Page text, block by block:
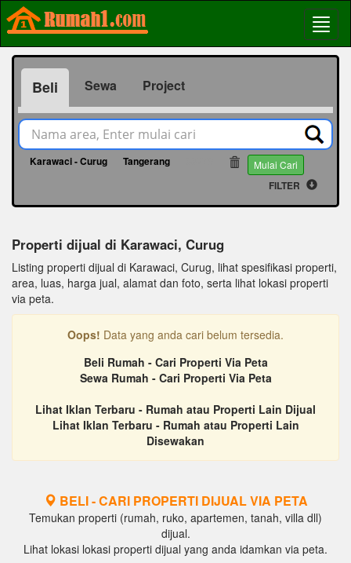
Beli Sewa Project
Karawaci - Curug Tangerang Mulai Cari
FILTER
Properti dijual di Karawaci, Curug
Listing properti dijual di Karawaci, Curug, lihat spesifikasi properti,
area, luas, harga jual, alamat dan foto, serta lihat lokasi properti
via peta.
Oops! Data yang anda cari belum tersedia.
Beli Rumah - Cari Properti Via Peta
Sewa Rumah - Cari Properti Via Peta
Lihat Iklan Terbaru - Rumah atau Properti Lain Dijual
Lihat Iklan Terbaru - Rumah atau Properti Lain
Disewakan
BELI - CARI PROPERTI DIJUAL VIA PETA
Temukan properti (rumah, ruko, apartemen, tanah, villa dll)
dijual.
Lihat lokasi lokasi properti dijual yang anda idamkan via peta.